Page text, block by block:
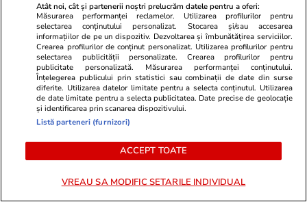
PARTENERI
Atât noi, cât și partenerii noștri prelucrăm datele pentru a oferi:
Măsurarea performanței reclamelor. Utilizarea profilurilor pentru
selectarea conținutului personalizat. Stocarea și/sau accesarea
informațiilor de pe un dispozitiv. Dezvoltarea și îmbunătățirea serviciilor.
Crearea profilurilor de conținut personalizat. Utilizarea profilurilor pentru
selectarea publicității personalizate. Crearea profilurilor pentru
publicitate personalizată. Măsurarea performanței conținutului.
Înțelegerea publicului prin statistici sau combinații de date din surse
diferite. Utilizarea datelor limitate pentru a selecta conținutul. Utilizarea
de date limitate pentru a selecta publicitatea. Date precise de geolocație
și identificarea prin scanarea dispozitivului.
Listă parteneri (furnizori)
ACCEPT TOATE
VREAU SA MODIFIC SETARILE INDIVIDUAL